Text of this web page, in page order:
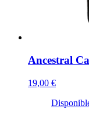
Ancestral
19,00 €